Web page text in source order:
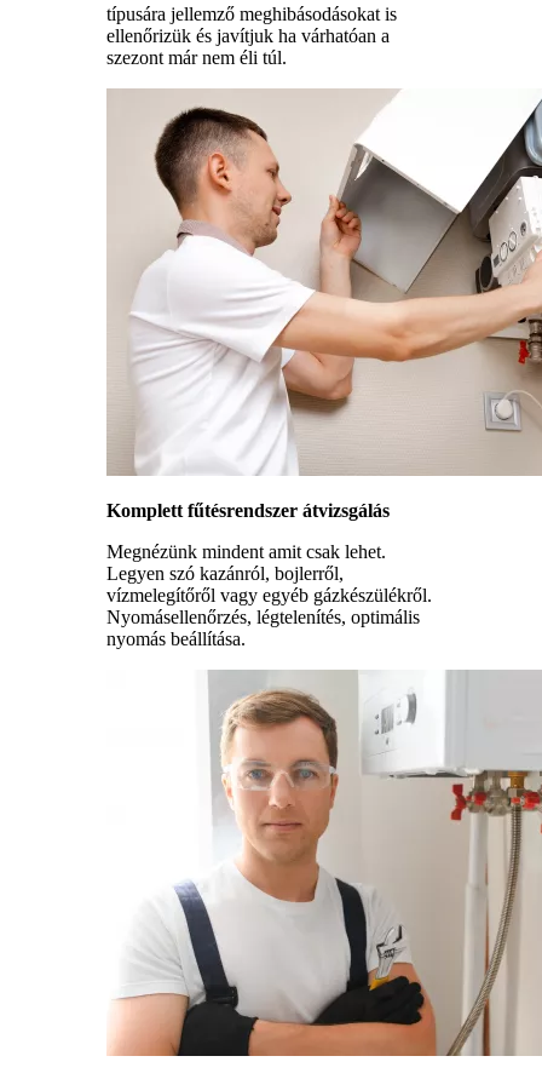
típusára jellemző meghibásodásokat is
ellenőrizük és javítjuk ha várhatóan a
szezont már nem éli túl.
Komplett fűtésrendszer átvizsgálás
Megnézünk mindent amit csak lehet.
Legyen szó kazánról, bojlerről,
vízmelegítőről vagy egyéb gázkészülékről.
Nyomásellenőrzés, légtelenítés, optimális
nyomás beállítása.